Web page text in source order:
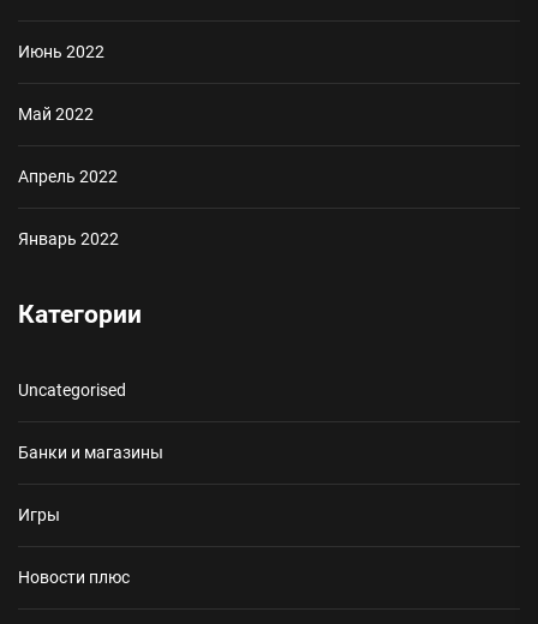
Июнь 2022
Май 2022
Апрель 2022
Январь 2022
Категории
Uncategorised
Банки и магазины
Игры
Новости плюс